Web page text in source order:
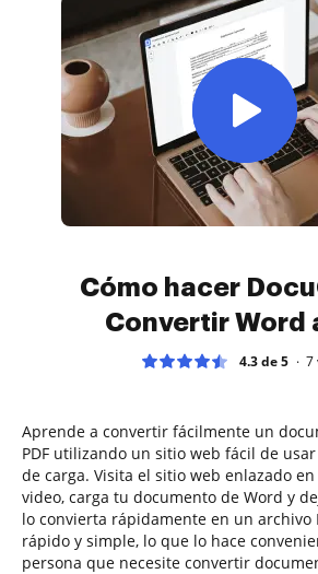
Cómo hacer
Convertir Word
4.3 de 5 7
Aprende a convertir fácilmente un
PDF utilizando un sitio web fácil de
de carga. Visita el sitio web enlazado
video, carga tu documento de Word y
lo convierta rápidamente en un archivo
rápido y simple, lo que lo hace
persona que necesite convertir